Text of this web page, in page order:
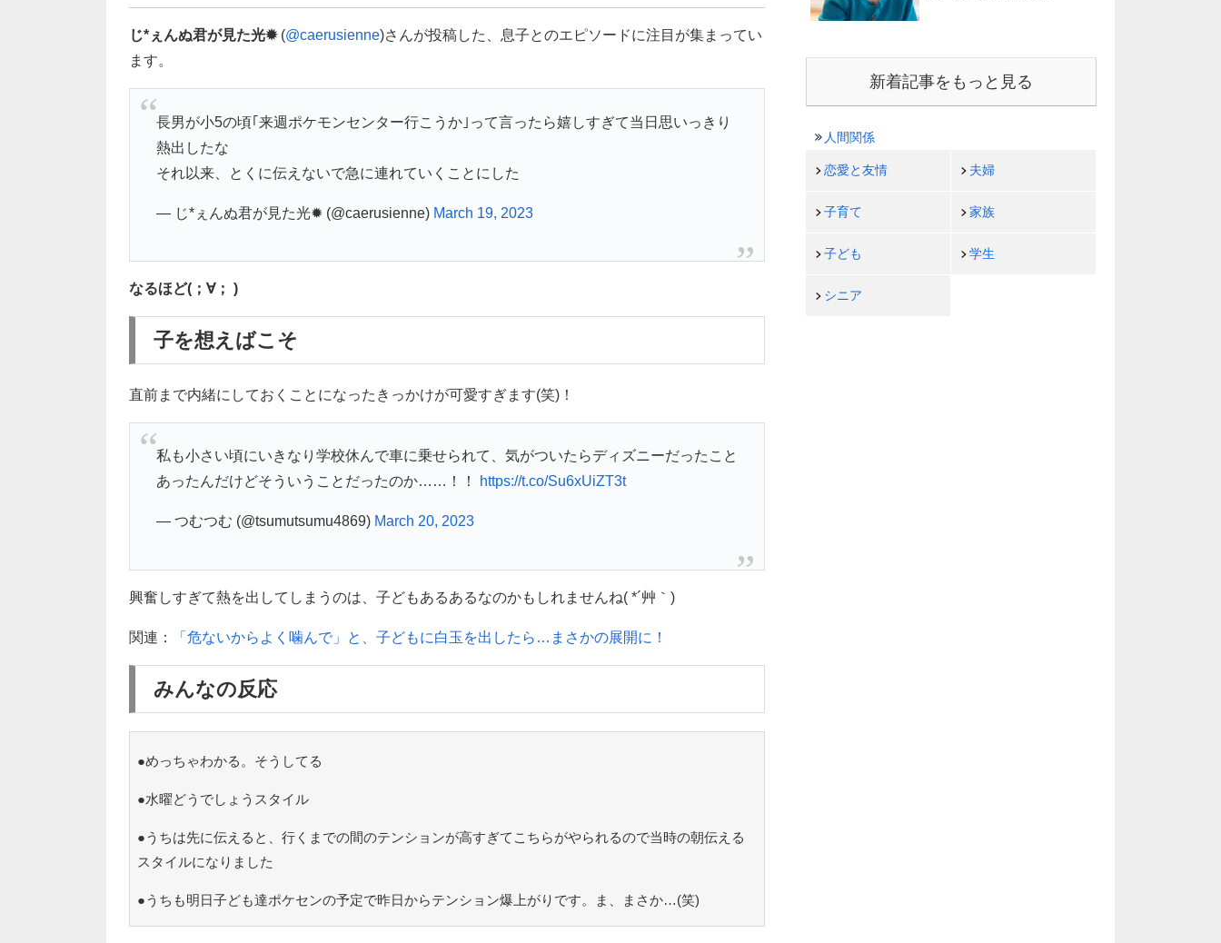
じ*ぇんぬ君が見た光✹(@caerusienne)さんが投稿した、息子とのエピソードに注目が集まってい
ます。
長男が小5の頃｢来週ポケモンセンター行こうか｣って言ったら嬉しすぎて当日思いっきり
熱出したな
それ以来、とくに伝えないで急に連れていくことにした
— じ*ぇんぬ君が見た光✹ (@caerusienne) March 19, 2023
なるほど(；∀； )
子を想えばこそ
直前まで内緒にしておくことになったきっかけが可愛すぎます(笑)！
私も小さい頃にいきなり学校休んで車に乗せられて、気がついたらディズニーだったこと
あったんだけどそういうことだったのか……！！
https://t.co/Su6xUiZT3t
— つむつむ (@tsumutsumu4869) March 20, 2023
興奮しすぎて熱を出してしまうのは、子どもあるあるなのかもしれませんね( *´艸｀)
関連： 「危ないからよく噛んで」と、子どもに白玉を出したら…まさかの展開に！
みんなの反応
●めっちゃわかる。そうしてる
●水曜どうでしょうスタイル
●うちは先に伝えると、行くまでの間のテンションが高すぎてこちらがやられるので当時の朝伝える
スタイルになりました
●うちも明日子ども達ポケセンの予定で昨日からテンション爆上がりです。ま、まさか…(笑)
新着記事をもっと見る
人間関係
恋愛と友情 夫婦
子育て 家族
子ども 学生
シニア